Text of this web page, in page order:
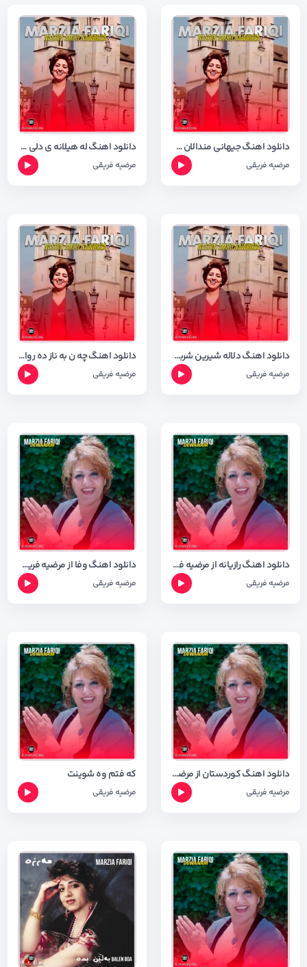
دانلود اهنگ جیهانی مندالان مرضیه فریقی با متن اهنگ
مرضیه فریقی
دانلود اهنگ له هیلانه ی دلی من مرضیه فریقی با متن اهنگ
مرضیه فریقی
دانلود اهنگ دلاله شیرین شربته از مرضیه فریقی با کیفیت ۳۲۰
مرضیه فریقی
دانلود اهنگ چه ن به ناز ده روا از مرضیه فریقی با کیفیت ۳۲۰
مرضیه فریقی
دانلود اهنگ رازیانه از مرضیه فریقی + شعر اهنگ
مرضیه فریقی
دانلود اهنگ وفا از مرضیه فریقی + متن اهنگ
مرضیه فریقی
دانلود اهنگ کوردستان از مرضیه فریقی با کیفیت ۳۲۰
مرضیه فریقی
که فتم وه شوینت
مرضیه فریقی